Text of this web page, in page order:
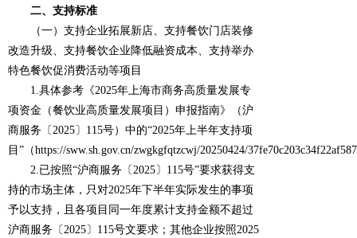
二、支持标准
（一）支持企业拓展新店、支持餐饮门店装修
改造升级、支持餐饮企业降低融资成本、支持举办
特色餐饮促消费活动等项目
1.具体参考《2025年上海市商务高质量发展专
项资金（餐饮业高质量发展项目）申报指南》（沪
商服务〔2025〕115号）中的“2025年上半年支持项
目”（https://sww.sh.gov.cn/zwgkgfqtzcwj/20250424/
2.已按照“沪商服务〔2025〕115号”要求获得支
持的市场主体，只对2025年下半年实际发生的事项
予以支持，且各项目同一年度累计支持金额不超过
沪商服务〔2025〕115号文要求；其他企业按照2025